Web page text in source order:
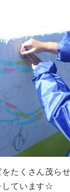
たくさん茂ら
しています☆